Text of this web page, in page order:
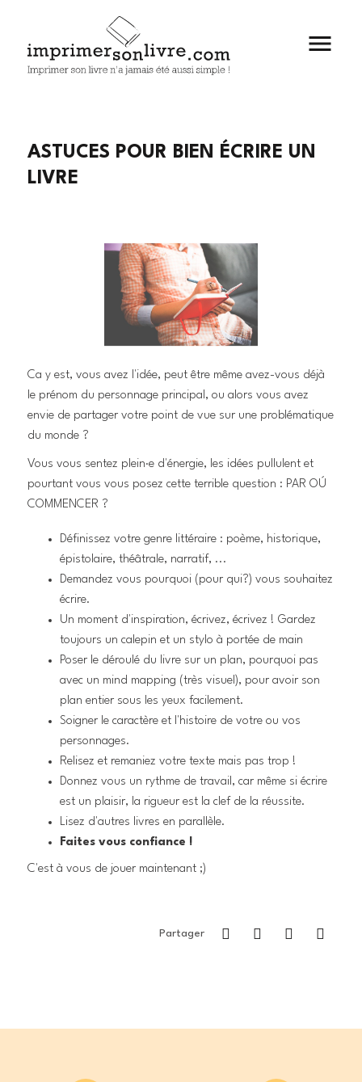

ASTUCES POUR BIEN ÉCRIRE UN
LIVRE
Ca y est, vous avez l'idée, peut être même avez-vous déjà
le prénom du personnage principal, ou alors vous avez
envie de partager votre point de vue sur une problématique
du monde ?
Vous vous sentez plein·e d'énergie, les idées pullulent et
pourtant vous vous posez cette terrible question : PAR OÚ
COMMENCER ?
Définissez votre genre littéraire : poème, historique,
épistolaire, théâtrale, narratif, ...
Demandez vous pourquoi (pour qui?) vous souhaitez
écrire.
Un moment d'inspiration, écrivez, écrivez ! Gardez
toujours un calepin et un stylo à portée de main
Poser le déroulé du livre sur un plan, pourquoi pas
avec un mind mapping (très visuel), pour avoir son
plan entier sous les yeux facilement.
Soigner le caractère et l'histoire de votre ou vos
personnages.
Relisez et remaniez votre texte mais pas trop !
Donnez vous un rythme de travail, car même si écrire
est un plaisir, la rigueur est la clef de la réussite.
Lisez d'autres livres en parallèle.
Faites vous confiance !
C'est à vous de jouer maintenant ;)
Partager